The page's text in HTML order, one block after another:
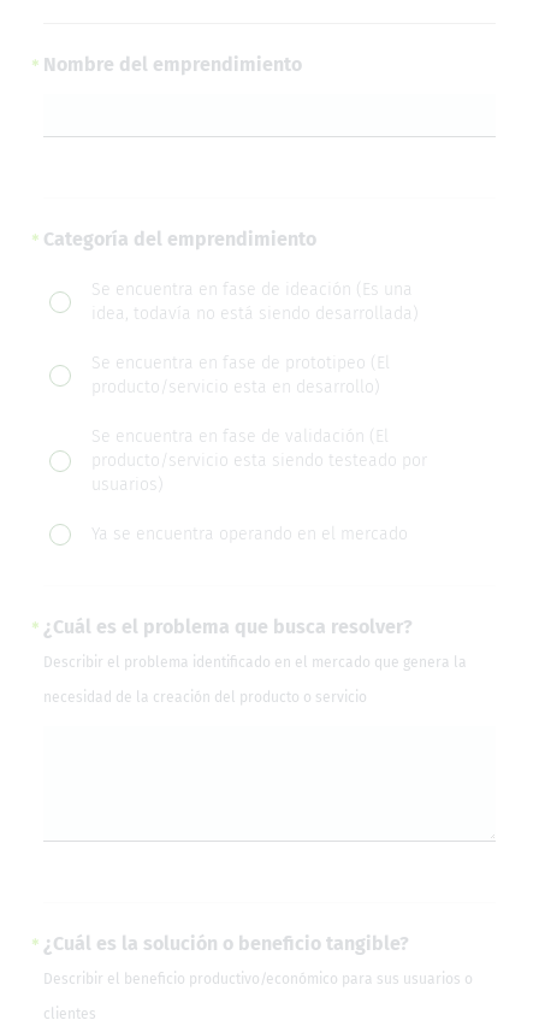
Nombre del emprendimiento
Categoría del emprendimiento
Categoría
del
emprendimiento
Se encuentra en fase de ideación (Es una
idea, todavía no está siendo desarrollada)
Se encuentra en fase de prototipeo (El
producto/servicio esta en desarrollo)
Se encuentra en fase de validación (El
producto/servicio esta siendo testeado por
usuarios)
Ya se encuentra operando en el mercado
¿Cuál es el problema que busca resolver?
Describir el problema identificado en el mercado que genera la
necesidad de la creación del producto o servicio
¿Cuál es la solución o beneficio tangible?
Describir el beneficio productivo/económico para sus usuarios o
clientes